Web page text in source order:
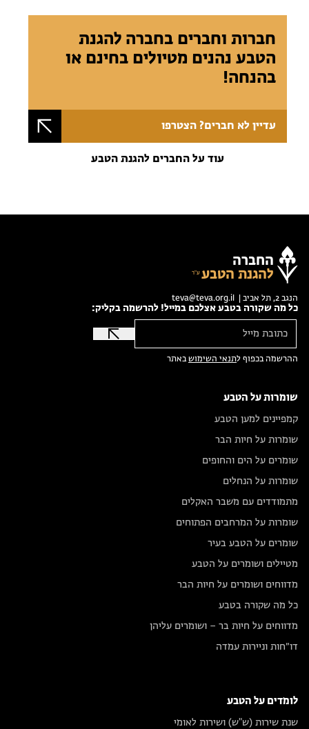
חברות וחברים בחברה להגנת
הטבע נהנים מטיולים בחינם או
בהנחה!
עדיין לא חברים? הצטרפו
עוד על החברים להגנת הטבע
החברה
להגנת הטבע
הנגב 2, תל אביב | teva@teva.org.il
כל מה שקורה בטבע אצלכם במייל! להרשמה בקליק:
ההרשמה בכפוף לתנאי השימושבאתר
שומרות על הטבע
קמפיינים למען הטבע
שומרות על חיות הבר
שומרים על הים והחופים
שומרות על הנחלים
מתמודדים עם משבר האקלים
שומרות על המרחבים הפתוחים
שומרים על הטבע בעיר
מטיילים ושומרים על הטבע
מדווחים ושומרים על חיות הבר
כל מה שקורה בטבע
מדווחים על חיות בר – ושומרים עליהן
דו״חות וניירות עמדה
לומדים על הטבע
שנת שירות (ש"ש) ושירות לאומי